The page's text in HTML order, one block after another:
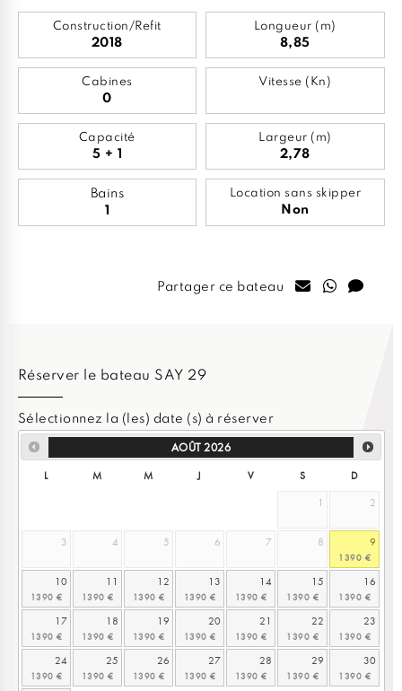
Construction/Refit
2018
Longueur (m)
8,85
Cabines
0
Vitesse (Kn)
Capacité
5 + 1
Largeur (m)
2,78
Bains
1
Location sans skipper
Non
Partager ce bateau
Réserver le bateau SAY 29
Sélectionnez la (les) date (s) à réserver
AOÛT 2026
L M M J V S
D
1
2
3 4 5 6 7 8 9
10 11 12 13 14 15 16
17 18 19 20 21 22 23
24 25 26 27 28 29 30